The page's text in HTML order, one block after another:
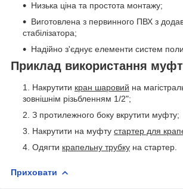
Низька ціна та простота монтажу;
Виготовлена з первинного ПВХ з
стабілізатора;
Надійно з'єднує елементи систем
Приклад використання
Накрутити кран шаровий на
зовнішнім різьбленням 1/2";
З протилежного боку вкрутити муфту;
Накрутити на муфту стартер для
Одягти крапельну трубку на стартер.
Приховати